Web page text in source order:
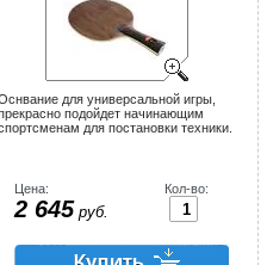
для универсальной игры,
подойдет начинающим
для постановки техники.
Цена:
2 645 руб.
Кол-во: